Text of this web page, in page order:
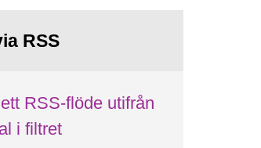
RSS
RSS-flöde utifrån
i filtret